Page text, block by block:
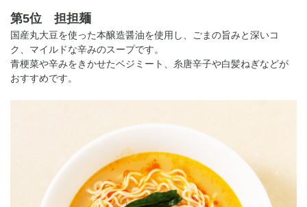
第5位 担担麺
国産丸大豆を使った本醸造醤油を使用し、ごまの旨みと深いコ
ク、マイルドな辛みのスープです。
青梗菜や辛みをきかせたベジミート、糸唐辛子や白髪ねぎなどが
おすすめです。